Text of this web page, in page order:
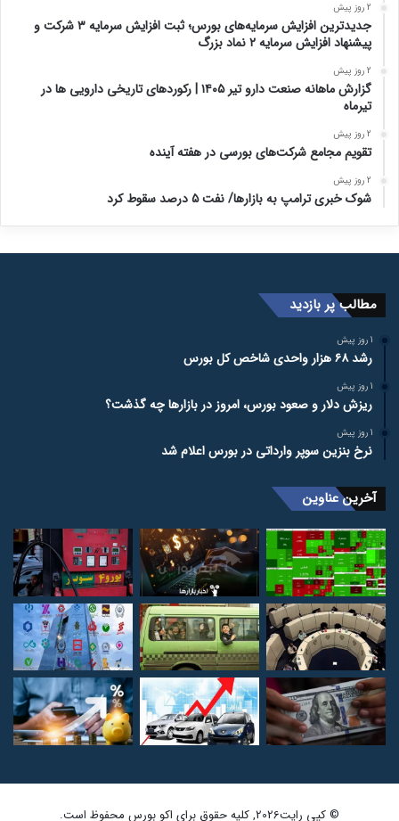
2 روز پیش
جدیدترین افزایش سرمایه‌های بورس؛ ثبت افزایش سرمایه ۳ شرکت و
پیشنهاد افزایش سرمایه ۲ نماد بزرگ
2 روز پیش
گزارش ماهانه صنعت دارو تیر ۱۴۰۵ | رکوردهای تاریخی دارویی ها در
تیرماه
2 روز پیش
تقویم مجامع شرکت‌های بورسی در هفته آینده
2 روز پیش
شوک خبری ترامپ به بازارها/ نفت ۵ درصد سقوط کرد
مطالب پر بازدید
1 روز پیش
رشد ۶۸ هزار واحدی شاخص کل بورس
1 روز پیش
ریزش دلار و صعود بورس، امروز در بازارها چه گذشت؟
1 روز پیش
نرخ بنزین سوپر وارداتی در بورس اعلام شد
آخرین عناوین
© کپی رایت2026, کلیه حقوق برای اکو بورس محفوظ است.